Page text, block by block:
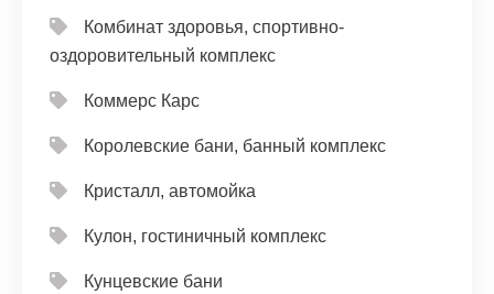
Комбинат здоровья, спортивно-
оздоровительный комплекс
Коммерс Карс
Королевские бани, банный комплекс
Кристалл, автомойка
Кулон, гостиничный комплекс
Кунцевские бани